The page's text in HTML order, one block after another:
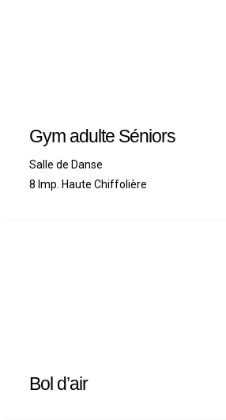
Gym adulte Séniors
Salle de Danse
8 Imp. Haute Chiffolière
Bol d’air